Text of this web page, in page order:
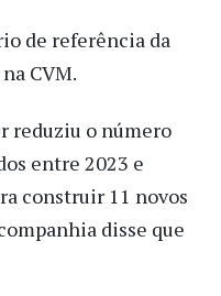
de referência da
CVM.
reduziu o número
entre 2023 e
construir 11 novos
disse que